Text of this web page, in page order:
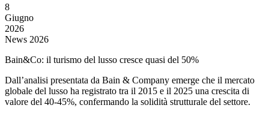
8
Giugno
2026
News 2026
Bain&Co: il turismo del lusso cresce quasi del 50%
Dall’analisi presentata da Bain & Company emerge che il mercato
globale del lusso ha registrato tra il 2015 e il 2025 una crescita di
valore del 40-45%, confermando la solidità strutturale del settore.